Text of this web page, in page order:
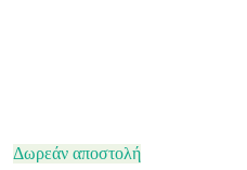
Δωρεάν αποστολή